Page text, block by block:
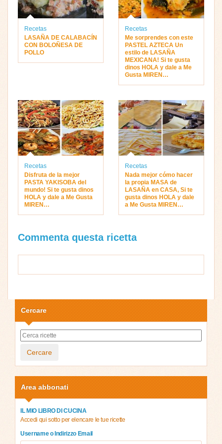
Recetas
LASAÑA DE CALABACÍN
CON BOLOÑESA DE
POLLO
Recetas
Me sorprendes con este
PASTEL AZTECA Un
estilo de LASAÑA
MEXICANA! Si te gusta
dinos HOLA y dale a Me
Gusta MIREN…
Recetas
Disfruta de la mejor
PASTA YAKISOBA del
mundo! Si te gusta dinos
HOLA y dale a Me Gusta
MIREN…
Recetas
Nada mejor cómo hacer
la propia MASA de
LASAÑA en CASA, Si te
gusta dinos HOLA y dale
a Me Gusta MIREN…
Commenta questa ricetta
Cercare
Cercare
Area abbonati
IL MIO LIBRO DI CUCINA
Accedi qui sotto per elencare le tue ricette
Username o Indirizzo Email